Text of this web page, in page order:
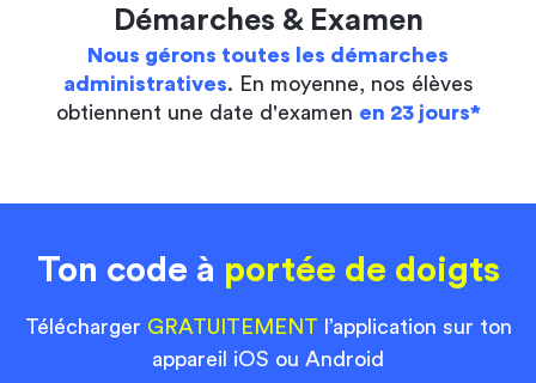
Démarches & Examen
Nous gérons toutes les démarches
administratives. En moyenne, nos élèves
obtiennent une date d'examen en 23 jours*
Ton code à portée de doigts
Télécharger GRATUITEMENT l’application sur ton
appareil iOS ou Android